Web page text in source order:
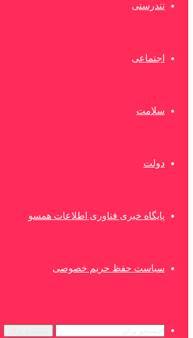
تندرستی
اجتماعی
سلامت
دولت
پایگاه خبری فناوری اطلاعات همسو
سیاست حفظ حریم خصوصی